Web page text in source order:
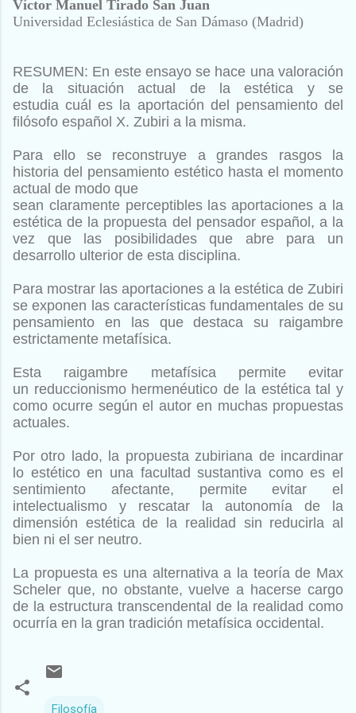
Víctor Manuel Tirado San Juan
Universidad Eclesiástica de San Dámaso (Madrid)
RESUMEN: En este ensayo se hace una valoración
de la situación actual de la estética y se
estudiacuál es la aportación del pensamiento del
filósofo español X. Zubiri a la misma.
Para ello se reconstruye a grandes rasgos la
historia del pensamiento estético hasta el momento
actual de modo que
sean claramente perceptibles las aportaciones a la
estética de la propuesta del pensador español, a la
vez que las posibilidades que abre para un
desarrollo ulterior de esta disciplina.
Para mostrar las aportaciones a la estética de Zubiri
se exponen las características fundamentales de su
pensamiento en las que destaca su raigambre
estrictamente metafísica.
Esta raigambre metafísica permite evitar
un reduccionismo hermenéutico de la estética tal y
como ocurre según el autor en muchas propuestas
actuales.
Por otro lado, la propuesta zubiriana de incardinar
lo estético en una facultad sustantiva comoes el
sentimiento afectante, permite evitar el
intelectualismo y rescatar la autonomía de la
dimensión estética de la realidad sin reducirla al
bien ni el ser neutro.
La propuesta es una alternativa a la teoríade Max
Scheler que, no obstante, vuelve a hacerse cargo
de la estructura transcendental de la realidad como
ocurría en la gran tradición metafísica occidental.
Filosofía